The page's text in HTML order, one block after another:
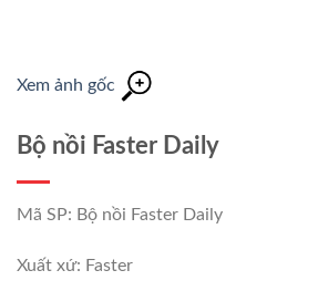
Xem ảnh gốc
Bộ nồi Faster Daily
Mã SP: Bộ nồi Faster Daily
Xuất xứ: Faster